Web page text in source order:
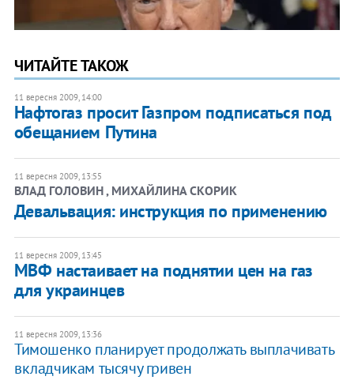
ЧИТАЙТЕ ТАКОЖ
11 вересня 2009, 14:00
Нафтогаз просит Газпром подписаться под
обещанием Путина
11 вересня 2009, 13:55
ВЛАД ГОЛОВИН , МИХАЙЛИНА СКОРИК
Девальвация: инструкция по применению
11 вересня 2009, 13:45
МВФ настаивает на поднятии цен на газ
для украинцев
11 вересня 2009, 13:36
Тимошенко планирует продолжать выплачивать
вкладчикам тысячу гривен